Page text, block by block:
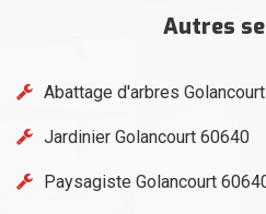
Autres
Abattage d'arbres
Jardinier Golancourt 60640
Paysagiste Golancourt